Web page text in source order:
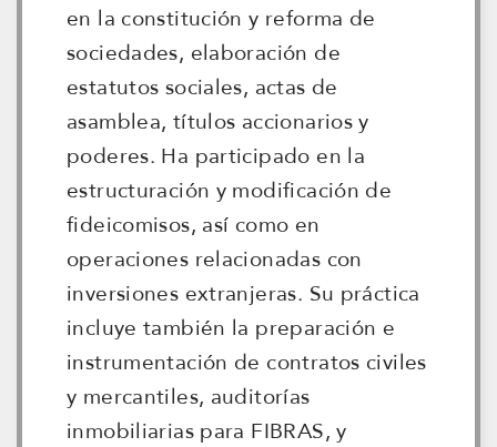
en la constitución y reforma de
sociedades, elaboración de
estatutos sociales, actas de
asamblea, títulos accionarios y
poderes. Ha participado en la
estructuración y modificación de
fideicomisos, así como en
operaciones relacionadas con
inversiones extranjeras. Su práctica
incluye también la preparación e
instrumentación de contratos civiles
y mercantiles, auditorías
inmobiliarias para FIBRAS, y